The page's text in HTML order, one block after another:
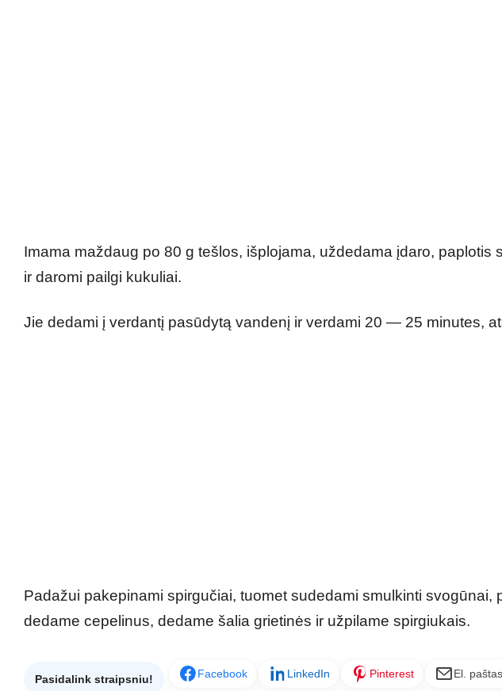
Imama maždaug po 80 g tešlos, išplojama, uždedama įdaro, paplotis
ir daromi pailgi kukuliai.
Jie dedami į verdantį pasūdytą vandenį ir verdami 20 — 25 minutes,
Padažui pakepinami spirgučiai, tuomet sudedami smulkinti svogūnai,
dedame cepelinus, dedame šalia grietinės ir užpilame spirgiukais.
Pasidalink straipsniu! Facebook LinkedIn Pinterest El. paštas